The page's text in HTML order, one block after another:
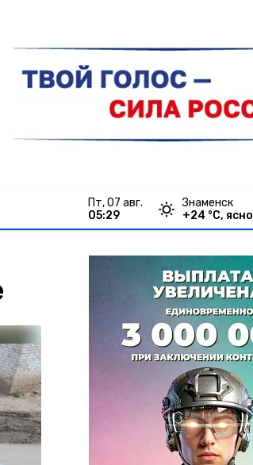
пт, 07 авг.
05:29
Знаменск
+24 °С, ясно